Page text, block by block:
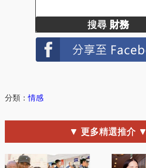
搜尋 財務
分類：情感
▼ 更多精選推介 ▼